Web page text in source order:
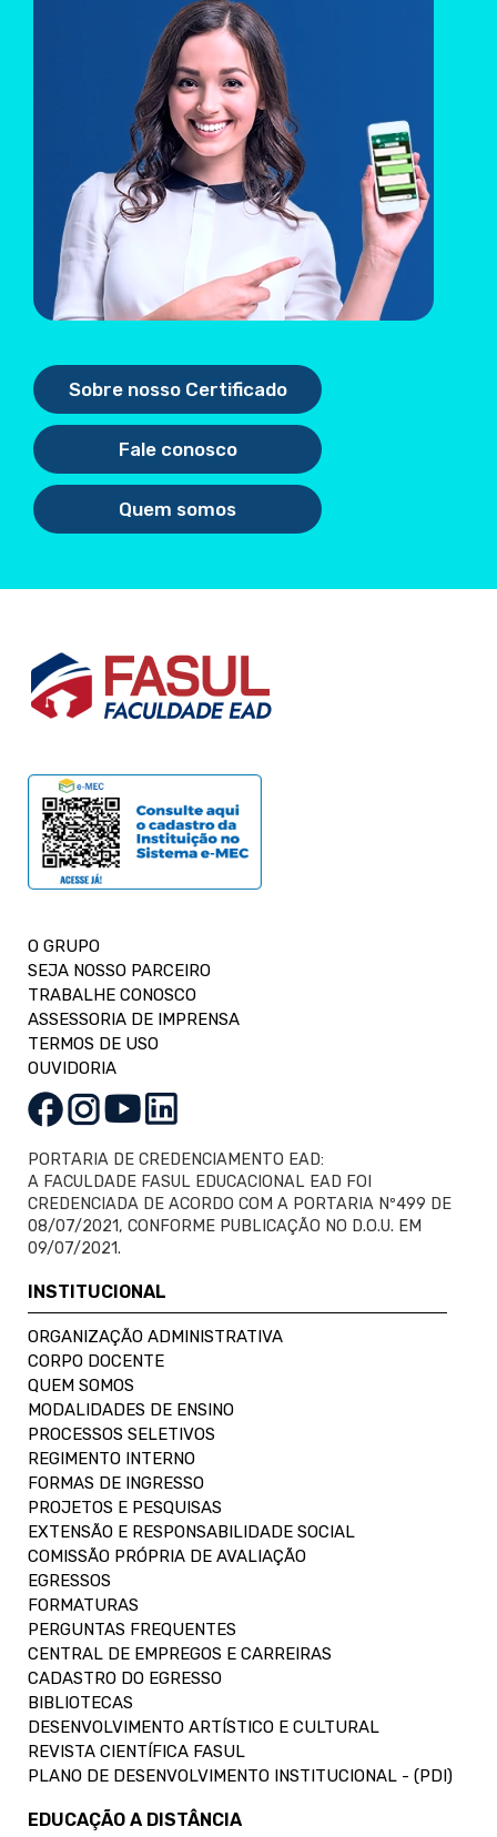
Sobre nosso Certificado
Fale conosco
Quem somos
O GRUPO
SEJA NOSSO PARCEIRO
TRABALHE CONOSCO
ASSESSORIA DE IMPRENSA
TERMOS DE USO
OUVIDORIA
PORTARIA DE CREDENCIAMENTO EAD:
A FACULDADE FASUL EDUCACIONAL EAD FOI
CREDENCIADA DE ACORDO COM A PORTARIA Nº499 DE
08/07/2021, CONFORME PUBLICAÇÃO NO D.O.U. EM
09/07/2021.
INSTITUCIONAL
ORGANIZAÇÃO ADMINISTRATIVA
CORPO DOCENTE
QUEM SOMOS
MODALIDADES DE ENSINO
PROCESSOS SELETIVOS
REGIMENTO INTERNO
FORMAS DE INGRESSO
PROJETOS E PESQUISAS
EXTENSÃO E RESPONSABILIDADE SOCIAL
COMISSÃO PRÓPRIA DE AVALIAÇÃO
EGRESSOS
FORMATURAS
PERGUNTAS FREQUENTES
CENTRAL DE EMPREGOS E CARREIRAS
CADASTRO DO EGRESSO
BIBLIOTECAS
DESENVOLVIMENTO ARTÍSTICO E CULTURAL
REVISTA CIENTÍFICA FASUL
PLANO DE DESENVOLVIMENTO INSTITUCIONAL - (PDI)
EDUCAÇÃO A DISTÂNCIA